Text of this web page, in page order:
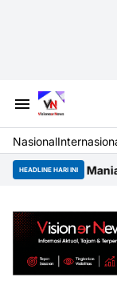
Nasional
HEADLINE HARI INI
Atas